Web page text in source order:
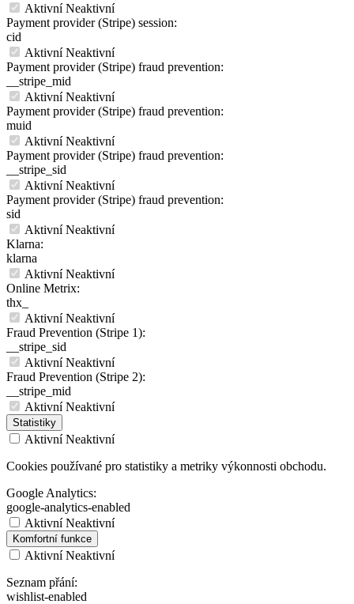
Aktivní Neaktivní
Payment provider (Stripe) session:
cid
Aktivní Neaktivní
Payment provider (Stripe) fraud prevention:
__stripe_mid
Aktivní Neaktivní
Payment provider (Stripe) fraud prevention:
muid
Aktivní Neaktivní
Payment provider (Stripe) fraud prevention:
__stripe_sid
Aktivní Neaktivní
Payment provider (Stripe) fraud prevention:
sid
Aktivní Neaktivní
Klarna:
klarna
Aktivní Neaktivní
Online Metrix:
thx_
Aktivní Neaktivní
Fraud Prevention (Stripe 1):
__stripe_sid
Aktivní Neaktivní
Fraud Prevention (Stripe 2):
__stripe_mid
Aktivní Neaktivní
Statistiky
Aktivní Neaktivní
Cookies používané pro statistiky a metriky výkonnosti obchodu.
Google Analytics:
google-analytics-enabled
Aktivní Neaktivní
Komfortní funkce
Aktivní Neaktivní
Seznam přání:
wishlist-enabled